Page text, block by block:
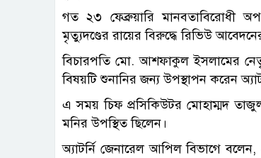
গত ২৩ ফেব্রুয়ারি মানবতাবিরোধী
মৃত্যুদণ্ডের রায়ের বিরুদ্ধে রিভিউ
বিচারপতি মো. আশফাকুল ইসলামের
বিষয়টি শুনানির জন্য উপস্থাপন করেন
এ সময় চিফ প্রসিকিউটর মোহাম্মদ
মনির উপস্থিত ছিলেন।
অ্যাটর্নি জেনারেল আপিল বিভাগে